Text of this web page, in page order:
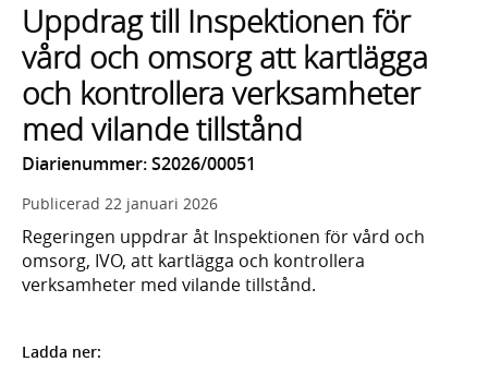
lista
med
sökförslag
Uppdrag till Inspektionen för
vård och omsorg att kartlägga
och kontrollera verksamheter
med vilande tillstånd
Diarienummer: S2026/00051
Publicerad 22 januari 2026
Regeringen uppdrar åt Inspektionen för vård och
omsorg, IVO, att kartlägga och kontrollera
verksamheter med vilande tillstånd.
Ladda ner: